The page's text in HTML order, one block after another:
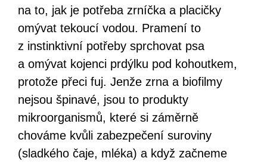
na to, jak je potřeba zrníčka a placičky
omývat tekoucí vodou. Pramení to
z instinktivní potřeby sprchovat psa
a omývat kojenci prdýlku pod kohoutkem,
protože přeci fuj. Jenže zrna a biofilmy
nejsou špinavé, jsou to produkty
mikroorganismů, které si záměrně
chováme kvůli zabezpečení suroviny
(sladkého čaje, mléka) a když začneme